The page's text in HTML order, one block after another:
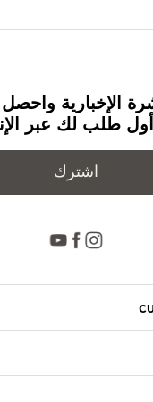
طلب لك عبر
اشترك